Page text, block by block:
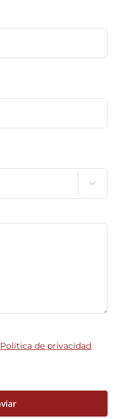

Política de privacidad